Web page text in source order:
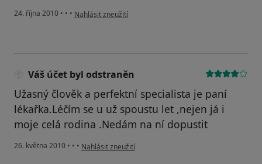
24. října 2010 • • • podle názoru uživatele Váš účet byl odstraněn
Nahlásit zneužití
Váš účet byl odstraněn
Užasný člověk a perfektní specialista je paní
lékařka.Léčím se u už spoustu let ,nejen já i
moje celá rodina .Nedám na ní dopustit
26. května 2010 • • • podle názoru uživatele Váš účet byl odstraněn
Nahlásit zneužití